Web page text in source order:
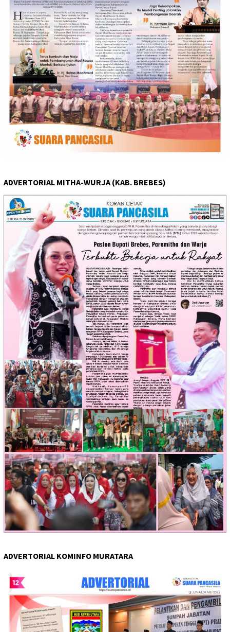
ADVERTORIAL MITHA-WURJA (KAB. BREBES)
ADVERTORIAL KOMINFO MURATARA